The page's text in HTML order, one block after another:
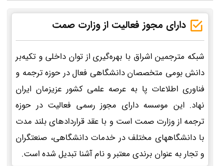
دارای مجوز فعالیت از وزارت صمت
شبکه مترجمین اشراق با بهره‌گیری از توان داخلی و تکیه‌بر
دانش بومی متخصصان دانشگاهی فعال در حوزه ترجمه و
فناوری اطلاعات پا به عرصه علمی کشور عزیزمان ایران
نهاد. این موسسه دارای مجوز رسمی فعالیت در حوزه
ترجمه از وزارت صمت است و با عقد قراردادهای بلند مدت
با دانشگاههای مختلف در خدمات دانشگاهی، صنعتگران
و تجار به عنوان برندی معتبر و نام آشنا تبدیل شده است.